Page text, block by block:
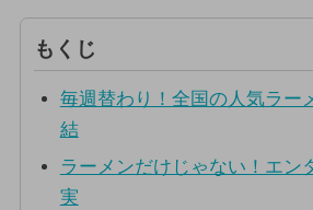
もくじ
毎週替わり！全国の人気ラー
結
ラーメンだけじゃない！エン
実